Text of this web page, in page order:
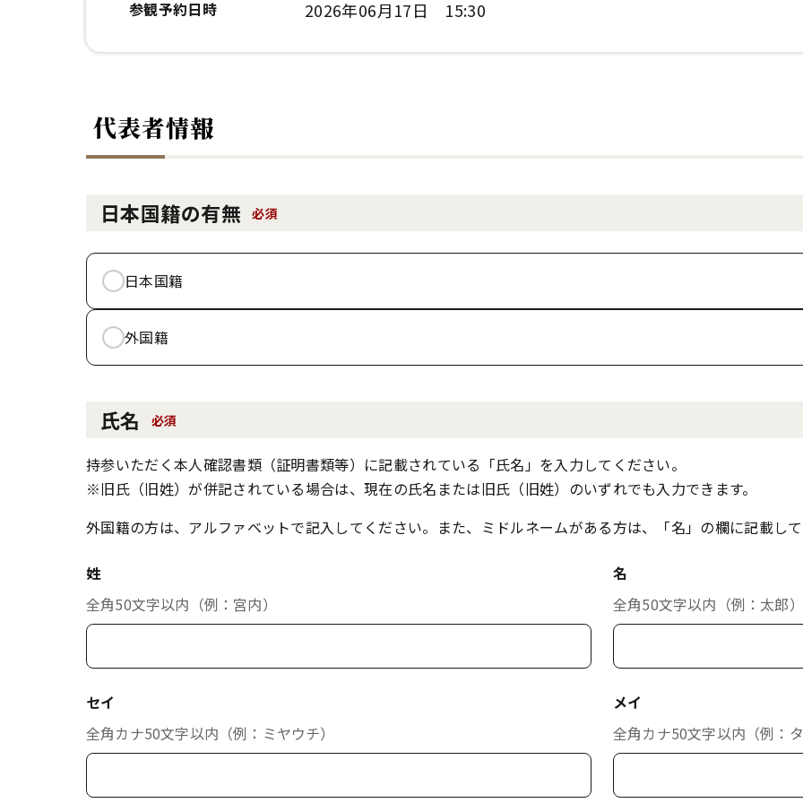
参観予約日時 2026年06月17日 15:30
代表者情報
日本国籍の有無 必須
日本国籍
外国籍
氏名 必須
持参いただく本人確認書類（証明書類等）に記載されている「氏名」を入力してください。
※旧氏（旧姓）が併記されている場合は、現在の氏名または旧氏（旧姓）のいずれでも入力できます。
外国籍の方は、アルファベットで記入してください。また、ミドルネームがある方は、「名」の欄に記載して
姓
全角50文字以内（例：宮内）
名
全角50文字以内（例：太郎）
セイ
全角カナ50文字以内（例：ミヤウチ）
メイ
全角カナ50文字以内（例：タ